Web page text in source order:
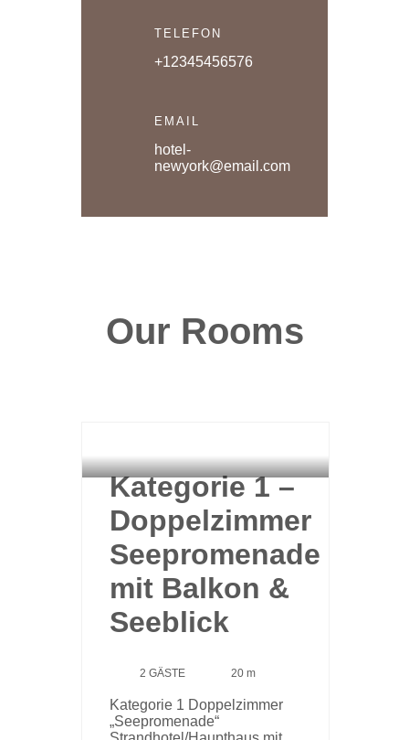
TELEFON
+12345456576
EMAIL
hotel-
newyork@email.com
Our Rooms
Kategorie 1 –
Doppelzimmer
Seepromenade
mit Balkon &
Seeblick
2 GÄSTE 20 m
Kategorie 1 Doppelzimmer
„Seepromenade“